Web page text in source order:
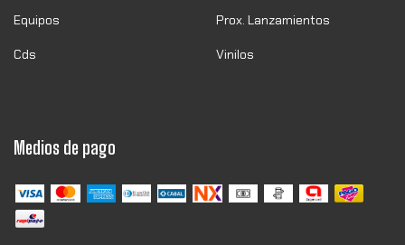
Equipos Prox. Lanzamientos
Cds Vinilos
Medios de pago